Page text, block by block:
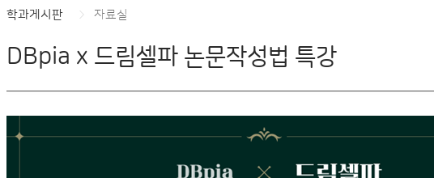
학과게시판 자료실
DBpia x 드림셀파 논문작성법 특강